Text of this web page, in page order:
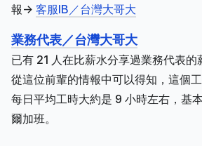
報-> 客服IB／台灣大哥大
業務代表／台灣大哥大
已有 21 人在比薪水分享過業務代表的
從這位前輩的情報中可以得知，這個
每日平均工時大約是 9 小時左右，基
爾加班。